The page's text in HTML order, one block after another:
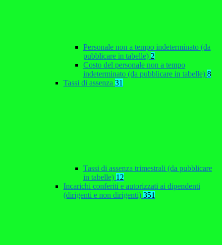
Personale non a tempo indeterminato (da
pubblicare in tabelle) 2
Costo del personale non a tempo
indeterminato (da pubblicare in tabelle) 8
Tassi di assenza 31
Tassi di assenza trimestrali (da pubblicare
in tabelle) 12
Incarichi conferiti e autorizzati ai dipendenti
(dirigenti e non dirigenti) 351